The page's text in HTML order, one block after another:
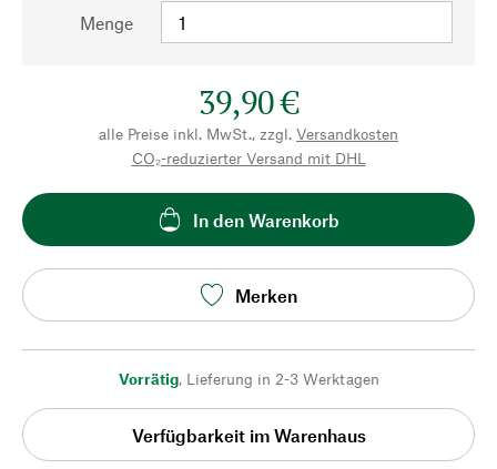
Menge
39,90 €
alle Preise inkl. MwSt., zzgl. Versandkosten
CO₂-reduzierter Versand mit DHL
In den Warenkorb
Merken
Vorrätig, Lieferung in 2-3 Werktagen
Verfügbarkeit im Warenhaus